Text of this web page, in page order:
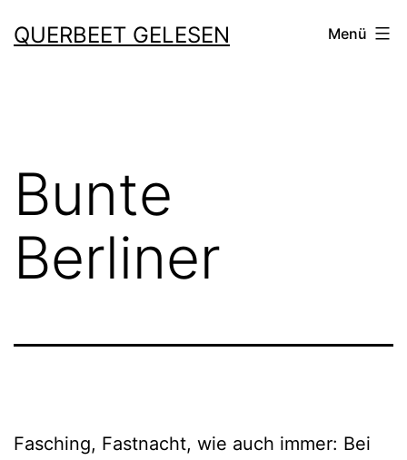
Inhalt
QUERBEET GELESEN Menü
Bunte
Berliner
Fasching, Fastnacht, wie auch immer: Bei